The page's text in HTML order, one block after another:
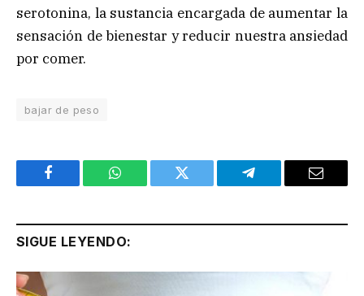
serotonina, la sustancia encargada de aumentar la
sensación de bienestar y reducir nuestra ansiedad
por comer.
bajar de peso
Facebook WhatsApp Twitter Telegram Email
SIGUE LEYENDO: